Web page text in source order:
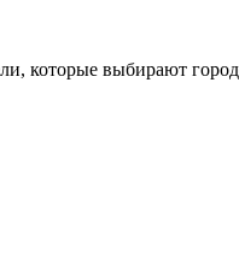
которые выбирают